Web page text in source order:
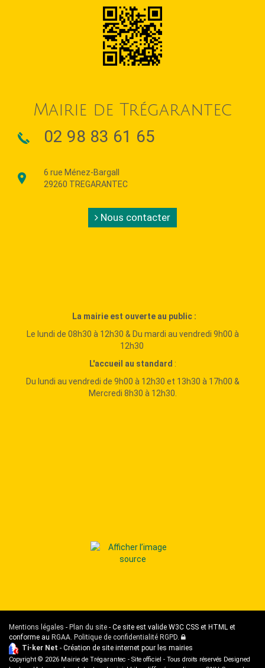
Mairie de Trégarantec
02 98 83 61 65
6 rue Ménez-Bargall
29260 TREGARANTEC
Nous contacter
La mairie est ouverte au public :
Le lundi de 08h30 à 12h30 & Du mardi au vendredi 9h00 à
12h30
L'accueil au standard :
Du lundi au vendredi de 9h00 à 12h30 et 13h30 à 17h00 &
Mercredi 8h30 à 12h30.
Mentions légales - Plan du site - Ce site est valide W3C CSS et HTML et
conforme au RGAA Politique de confidentialité RGPD Administration
Ti-ker Net - Création de site internet pour les mairies
Copyright © 2026 Mairie de Trégarantec - Site officiel - Tous droits réservés Designed